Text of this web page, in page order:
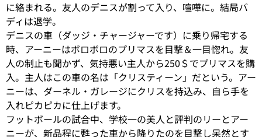
に絡まれる。友人のデニスが割って入り、喧嘩に。結局バ
ディは退学。
デニスの車（ダッジ・チャージャーです）に乗り帰宅する
時、アーニーはボロボロのプリマスを目撃＆一目惚れ。友
人の制止も聞かず、気持悪い主人から250＄でプリマスを購
入。主人はこの車の名は「クリスティーン」だという。アー
ニーは、ダーネル・ガレージにクリスを持込み、自ら手を
入れピカピカに仕上げます。
フットボールの試合中、学校一の美人と評判のリーとアー
ニーが、新品程に甦った車から降りたのを目撃し呆然とす